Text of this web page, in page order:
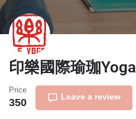
印樂國際瑜珈
Price
350 Leave a review